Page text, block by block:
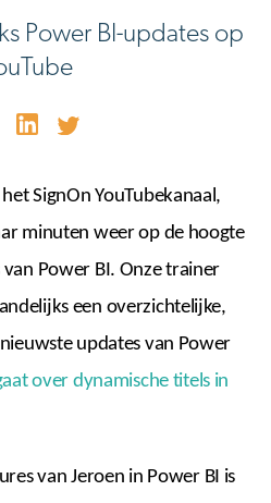
Power BI-updates op
SignOn YouTubekanaal,
minuten weer op de hoogte
Power BI. Onze trainer
een overzichtelijke,
updates van Power
over dynamische titels in
van Jeroen in Power BI is